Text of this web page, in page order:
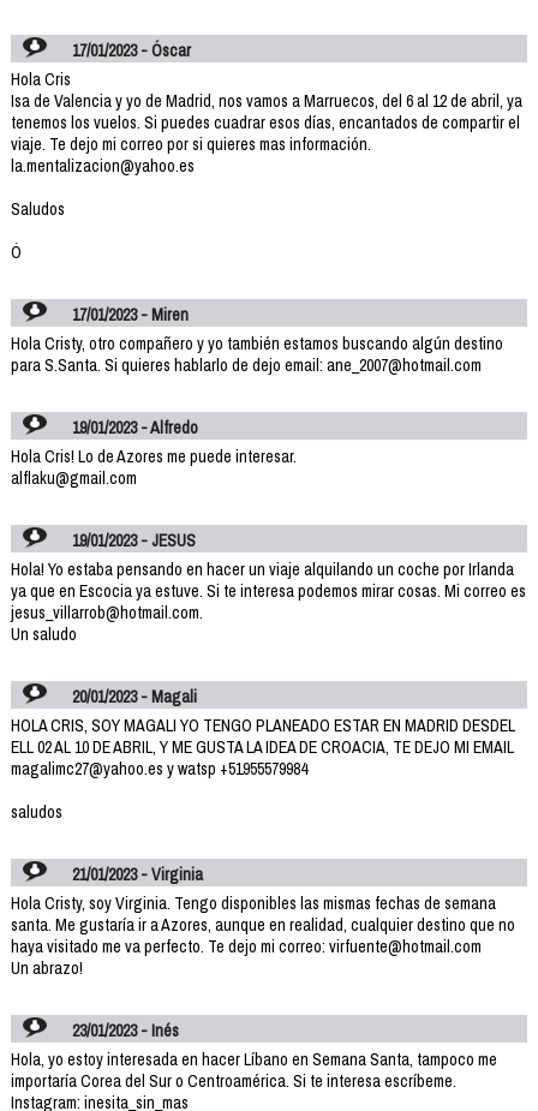
17/01/2023 - Óscar
Hola Cris
Isa de Valencia y yo de Madrid, nos vamos a Marruecos, del 6 al 12 de abril, ya
tenemos los vuelos. Si puedes cuadrar esos días, encantados de compartir el
viaje. Te dejo mi correo por si quieres mas información.
la.mentalizacion@yahoo.es
Saludos
Ó
17/01/2023 - Miren
Hola Cristy, otro compañero y yo también estamos buscando algún destino
para S.Santa. Si quieres hablarlo de dejo email: ane_2007@hotmail.com
19/01/2023 - Alfredo
Hola Cris! Lo de Azores me puede interesar.
alflaku@gmail.com
19/01/2023 - JESUS
Hola! Yo estaba pensando en hacer un viaje alquilando un coche por Irlanda
ya que en Escocia ya estuve. Si te interesa podemos mirar cosas. Mi correo es
jesus_villarrob@hotmail.com.
Un saludo
20/01/2023 - Magali
HOLA CRIS, SOY MAGALI YO TENGO PLANEADO ESTAR EN MADRID DESDEL
ELL 02 AL 10 DE ABRIL, Y ME GUSTA LA IDEA DE CROACIA, TE DEJO MI EMAIL
magalimc27@yahoo.es y watsp +51955579984
saludos
21/01/2023 - Virginia
Hola Cristy, soy Virginia. Tengo disponibles las mismas fechas de semana
santa. Me gustaría ir a Azores, aunque en realidad, cualquier destino que no
haya visitado me va perfecto. Te dejo mi correo: virfuente@hotmail.com
Un abrazo!
23/01/2023 - Inés
Hola, yo estoy interesada en hacer Líbano en Semana Santa, tampoco me
importaría Corea del Sur o Centroamérica. Si te interesa escríbeme.
Instagram: inesita_sin_mas